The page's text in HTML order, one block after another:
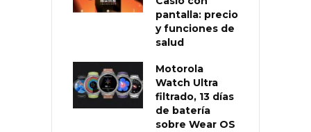
pantalla: precio
y funciones de
salud
Motorola
Watch Ultra
filtrado, 13 días
de batería
sobre Wear OS